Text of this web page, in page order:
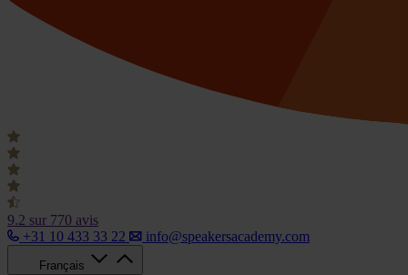
9.2 sur 770 avis
+31 10 433 33 22
info@speakersacademy.com
Français